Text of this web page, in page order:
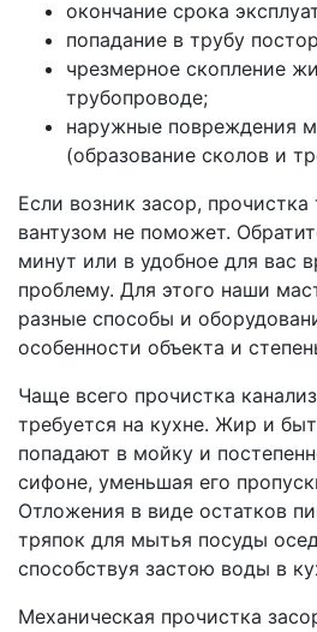
окончание срока
попадание в трубу
чрезмерное скопление
трубопроводе;
наружные повреждения
(образование сколов и
Если возник засор,
вантузом не поможет.
минут или в удобное для вас
проблему. Для этого наши
разные способы и
особенности объекта и
Чаще всего прочистка
требуется на кухне. Жир и
попадают в мойку и
сифоне, уменьшая его
Отложения в виде остатков
тряпок для мытья посуды
способствуя застою воды в
Механическая прочистка